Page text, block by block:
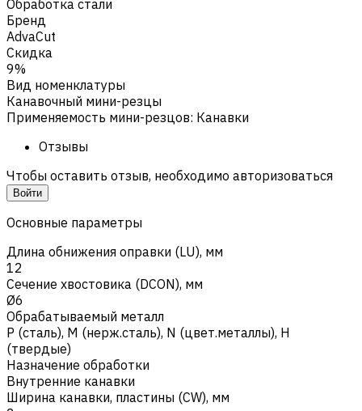
Обработка стали
Бренд
AdvaCut
Скидка
9%
Вид номенклатуры
Канавочный мини-резцы
Применяемость мини-резцов: Канавки
Отзывы
Чтобы оставить отзыв, необходимо авторизоваться
Войти
Основные параметры
Длина обнижения оправки (LU), мм
12
Сечение хвостовика (DCON), мм
Ø6
Обрабатываемый металл
Р (сталь), M (нерж.сталь), N (цвет.металлы), H
(твердые)
Назначение обработки
Внутренние канавки
Ширина канавки, пластины (CW), мм